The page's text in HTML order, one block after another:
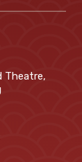
Theatre,